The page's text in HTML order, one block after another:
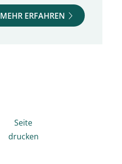
MEHR ERFAHREN
Seite
drucken